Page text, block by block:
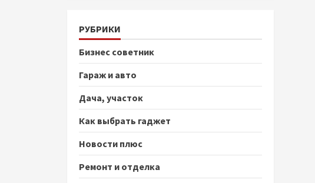
РУБРИКИ
Бизнес советник
Гараж и авто
Дача, участок
Как выбрать гаджет
Новости плюс
Ремонт и отделка